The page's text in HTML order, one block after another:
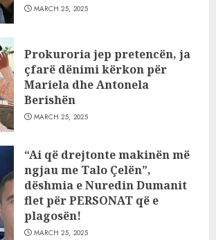
MARCH 25, 2025
Prokuroria jep pretencën, ja
çfarë dënimi kërkon për
Mariela dhe Antonela
Berishën
MARCH 25, 2025
“Ai që drejtonte makinën më
ngjau me Talo Çelën”,
dëshmia e Nuredin Dumanit
flet për PERSONAT që e
plagosën!
MARCH 25, 2025